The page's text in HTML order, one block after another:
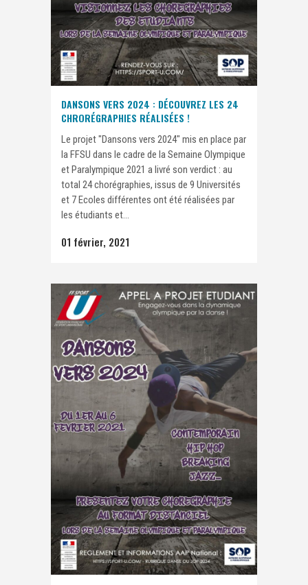
DANSONS VERS 2024 : DÉCOUVREZ LES 24
CHRORÉGRAPHIES RÉALISÉES !
Le projet "Dansons vers 2024" mis en place par
la FFSU dans le cadre de la Semaine Olympique
et Paralympique 2021 a livré son verdict : au
total 24 chorégraphies, issus de 9 Universités
et 7 Ecoles différentes ont été réalisées par
les étudiants et...
01 février, 2021